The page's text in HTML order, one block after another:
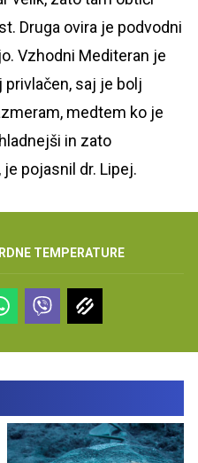
Druga ovira je podvodni
Vzhodni Mediteran je
saj je bolj
medtem ko je
in zato
pojasnil dr. Lipej.
TEMPERATURE